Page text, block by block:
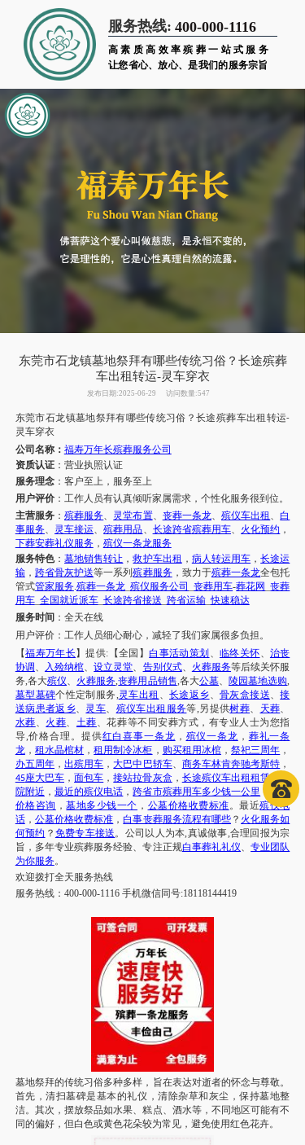
服务热线: 400-000-1116
高素质高效率殡葬一站式服务
让您省心、放心、是我们的服务宗旨
东莞市石龙镇墓地祭拜有哪些传统习俗？长途殡葬
车出租转运-灵车穿衣
发布日期:2025-06-29 访问数量:547
东莞市石龙镇墓地祭拜有哪些传统习俗？长途殡葬车出租转运-
灵车穿衣
公司名称： 福寿万年长殡葬服务公司
资质认证：营业执照认证
服务理念：客户至上，服务至上
用户评价：工作人员有认真倾听家属需求，个性化服务很到位。
主营服务：殡葬服务、 灵堂布置、 丧葬一条龙、 殡仪车出租 、白
事服务、 灵车接运、殡葬用品、 长途跨省殡葬用车、 火化预约 ，
下葬安葬礼仪服务， 殡仪一条龙服务
服务特色：墓地销售转让 ，救护车出租 ， 病人转运用车 ，长途运
输， 跨省骨灰护送等一系列殡葬服务，致力于殡葬一条龙全包托
管式管家服务.殡葬一条龙_ 殡仪服务公司 _丧葬用车-葬花网 _丧葬
用车_ 全国就近派车_ 长途跨省接送 跨省运输_快速稳达
服务时间 ： 全天在线
用户评价： 工作人员细心耐心，减轻了我们家属很多负担。
【福寿万年长 】提供:【全国】白事活动策划 、 临终关怀、 治丧
协调 、 入殓纳棺、设立灵堂、 告别仪式、 火葬服务等后续关怀服
务,各大殡仪、 火葬服务,丧葬用品销售,各大公墓、 陵园墓地选购,
墓型墓碑个性定制服务,灵车出租 、 长途返乡、 骨灰盒接送、接
送病患者返乡、 灵车、 殡仪车出租服务等,另提供树葬、 天葬、
水葬、 火葬、 土葬、花葬等不同安葬方式，有专业人士为您指
导,价格合理。提供红白喜事一条龙 ， 殡仪一条龙 ， 葬礼一条
龙， 租水晶棺材 ，租用制冷冰柜 ， 购买租用冰棺，祭祀三周年 ，
办五周年，出殡用车 ，大巴中巴轿车、 商务车林肯奔驰考斯特 ，
45座大巴车 ，面包车 ，接站拉骨灰盒 ， 长途殡仪车出租租赁 ，医
院附近 ， 最近的殡仪电话 ，跨省市殡葬用车多少钱一公里 ，
墓地
价格咨询 ，墓地多少钱一个 ， 公墓价格收费标准。最近殡仪电
话， 公墓价格收费标准 ，白事丧葬服务流程有哪些 ？ 火化服务如
何预约 ？ 免费专车接送。公司以人为本,真诚做事,合理回报为宗
旨，多年专业殡葬服务经验、专注正规白事葬礼礼仪、专业团队
为你服务。
欢迎拨打全天服务热线
服务热线： 400-000-1116 手机微信同号:18118144419
墓地祭拜的传统习俗多种多样，旨在表达对逝者的怀念与尊敬。
首先，清扫墓碑是基本的礼仪，清除杂草和灰尘，保持墓地整
洁。其次，摆放祭品如水果、糕点、酒水等，不同地区可能有不
同的偏好，但白色或黄色花朵较为常见，避免使用红色花卉。